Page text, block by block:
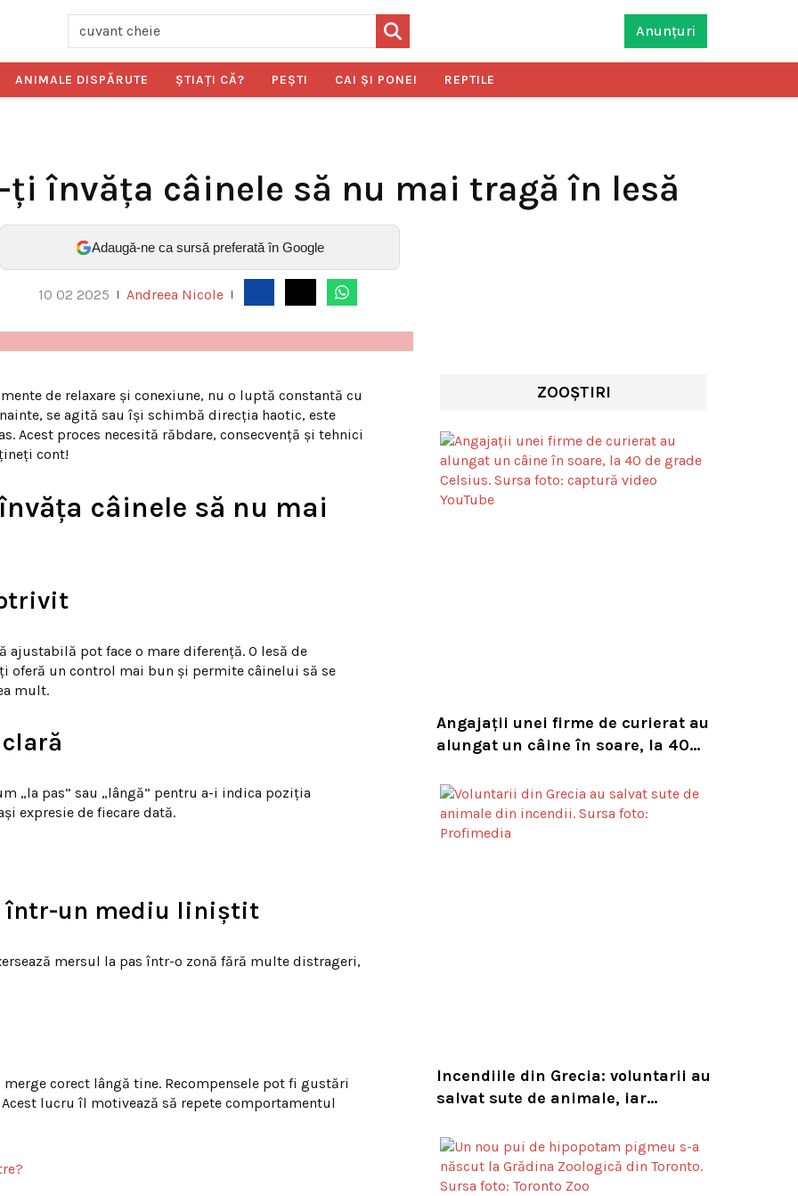
Anunțuri
ANIMALE DISPĂRUTE ŞTIAŢI CĂ? PEŞTI CAI ŞI PONEI REPTILE
învăța câinele să nu mai tragă în lesă
Adaugă-ne ca sursă preferată în Google
10 02 2025 Andreea Nicole
de relaxare și conexiune, nu o luptă constantă cu
se agită sau își schimbă direcția haotic, este
Acest proces necesită răbdare, consecvență și tehnici
cont!
câinele să nu mai
ajustabilă pot face o mare diferență. O lesă de
oferă un control mai bun și permite câinelui să se
mult.
„la pas” sau „lângă” pentru a-i indica poziția
expresie de fiecare dată.
într-un mediu liniștit
mersul la pas într-o zonă fără multe distrageri,
corect lângă tine. Recompensele pot fi gustări
lucru îl motivează să repete comportamentul
ZOOȘTIRI
Angajații unei firme de curierat au
alungat un câine în soare, la 40
concediat și caută acum animalul
Incendiile din Grecia: voluntarii au
salvat sute de animale, iar
de intervenție